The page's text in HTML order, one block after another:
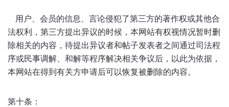
用户、会员的信息、言论侵犯了第三方的著作权或其他合
法权利，第三方提出异议的时候，本网站有权视情况暂时删
除相关的内容，待提出异议者和帖子发表者之间通过司法程
序或民事调解、和解等程序解决相关争议后，以此为依据，
本网站在得到有关方申请后可以恢复被删除的内容。
第十条：